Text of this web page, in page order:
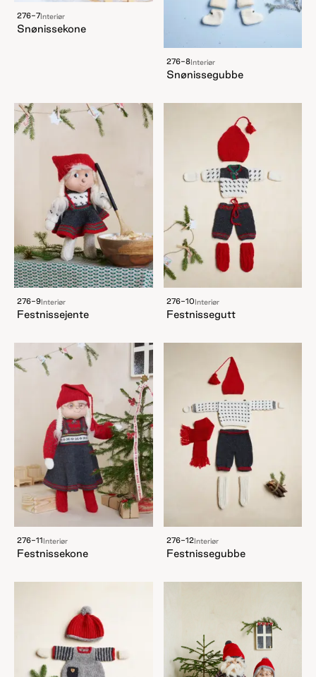
276-7Interiør
Snønissekone
276-8Interiør
Snønissegubbe
276-9Interiør
Festnissejente
276-10Interiør
Festnissegutt
276-11 Interiør
Festnissekone
276-12Interiør
Festnissegubbe